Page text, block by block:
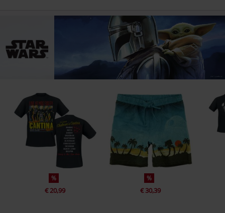
%
€ 20,99
%
€ 30,39